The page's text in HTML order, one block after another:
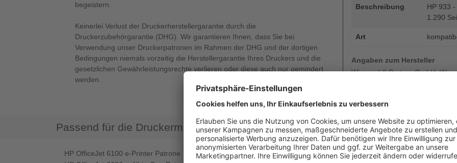
begeistern.
Keinerlei Verlust der Druckerherstellergarantie durch die
Druckerzubehörgarantie (DHG). Wir garantieren Ihnen, dass Sie bei
Verwendung unser Druckerpatronen im Rahmen der DHG und der dortigen
Bedingungen niemals vorzeitig die Herstellergarantie Ihres Druckers und die
gesetzlichen Gewährleistungsrechte verlieren oder diese auch nur gemindert
werden.
Beschreibung
HP 933
1.290
Art
Angaben zum Hersteller
Wiegand & Partner GmbH,
Deutschland, E-Mail:
Passend für die Druckermodelle
HP OfficeJet 6100 e-Printer Patrone